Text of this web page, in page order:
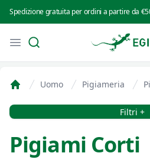
Spedizione gratuita per ordini a partire da
Open menu
Search
Uomo Pigiameria
Filtri Filtri +
Pigiami Corti